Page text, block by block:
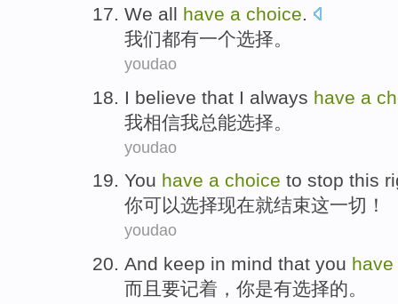
We all have a choice.
我们都有一个选择。
youdao
I believe that I always have a
我相信我总能选择 。
youdao
You have a choice to stop this
你可以选择现在就结束这一切！
youdao
And keep in mind that you have
而且 要记着， 你是有选择的。